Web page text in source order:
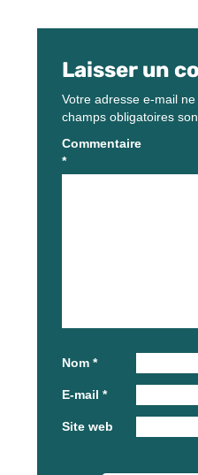
Laisser un
Votre adresse e-mail
champs obligatoires
Commentaire
*
Nom *
E-mail *
Site web